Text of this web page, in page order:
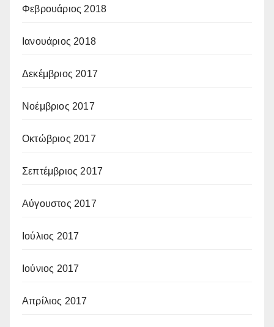
Φεβρουάριος 2018
Ιανουάριος 2018
Δεκέμβριος 2017
Νοέμβριος 2017
Οκτώβριος 2017
Σεπτέμβριος 2017
Αύγουστος 2017
Ιούλιος 2017
Ιούνιος 2017
Απρίλιος 2017